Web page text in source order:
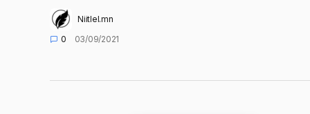
Niitlel.mn
0
03/09/2021